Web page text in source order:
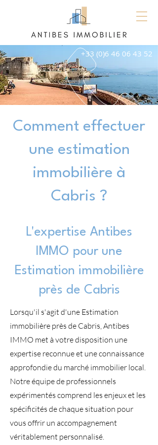
+33 (0)6 46 06 43 52
Comment effectuer
une estimation
immobilière à
Cabris ?
L'expertise Antibes
IMMO pour une
Estimation immobilière
près de Cabris
Lorsqu'il s'agit d'une Estimation
immobilière près de Cabris, Antibes
IMMO met à votre disposition une
expertise reconnue et une connaissance
approfondie du marché immobilier local.
Notre équipe de professionnels
expérimentés comprend les enjeux et les
spécificités de chaque situation pour
vous offrir un accompagnement
véritablement personnalisé.